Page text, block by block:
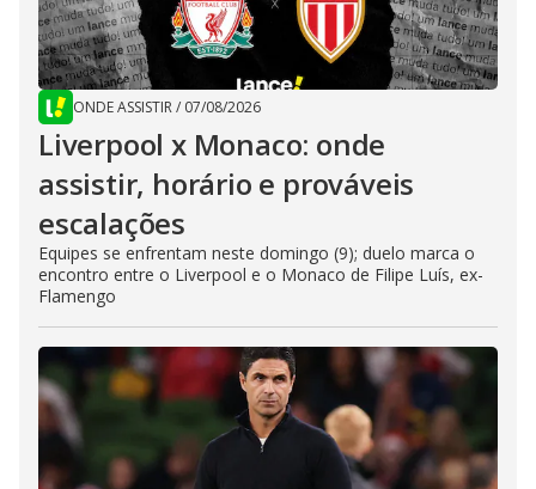
ONDE ASSISTIR/ 07/08/2026
Liverpool x Monaco: onde
assistir, horário e prováveis
escalações
Equipes se enfrentam neste domingo (9); duelo marca o
encontro entre o Liverpool e o Monaco de Filipe Luís, ex-
Flamengo